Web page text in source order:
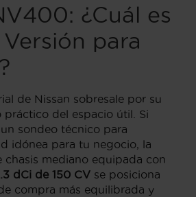
¿Cuál es
para
de Nissan sobresale por su
práctico del espacio útil. Si
sondeo técnico para
idónea para tu negocio, la
chasis mediano equipada con
dCi de 150 CV se posiciona
compra más equilibrada y